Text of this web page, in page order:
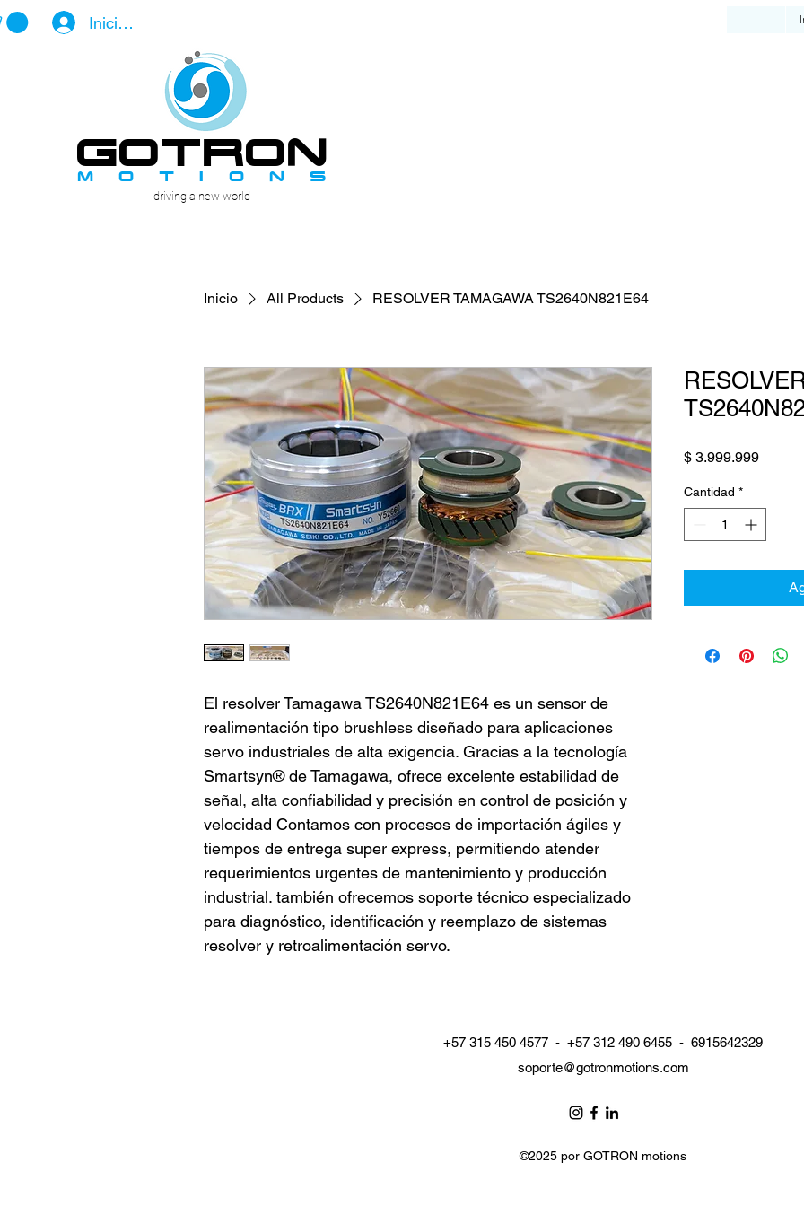
Iniciar sesión
GOTROn
driving a new world
m o t i o n s
Inicio All Products RESOLVER TAMAGAWA TS2640N821E64
El resolver Tamagawa TS2640N821E64 es un sensor de
realimentación tipo brushless diseñado para aplicaciones
servo industriales de alta exigencia. Gracias a la tecnología
Smartsyn® de Tamagawa, ofrece excelente estabilidad de
señal, alta confiabilidad y precisión en control de posición y
velocidad Contamos con procesos de importación ágiles y
tiempos de entrega super express, permitiendo atender
requerimientos urgentes de mantenimiento y producción
industrial. también ofrecemos soporte técnico especializado
para diagnóstico, identificación y reemplazo de sistemas
resolver y retroalimentación servo.
$ 3.999.999Precio
Cantidad *
+57 315 450 4577 - +57 312 490 6455 - 6915642329
soporte@gotronmotions.com
©2025 por GOTRON motions